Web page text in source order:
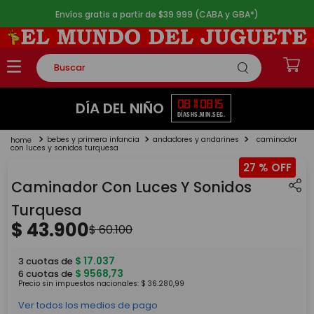
Envíos gratis a partir de $39.999 (CABA y GBA*)
Buscar
TÉRMINOS MÁS BUSCADOS
2.
lego
4.
monopatin
5 . toy story
DÍA DEL NIÑO 08
DÍAS
11
HS.
08
MIN.
15
SEG.
bebes y primera infancia andadores y andarines caminador
con luces y sonidos turquesa
27 %
Caminador Con Luces Y Sonidos
Turquesa
$ 43.900$60.100
3 cuotas de $ 17.037
6 cuotas de $ 9568,73
Precio sin impuestos nacionales: $ 36.280,99
Ver todos los medios de pago